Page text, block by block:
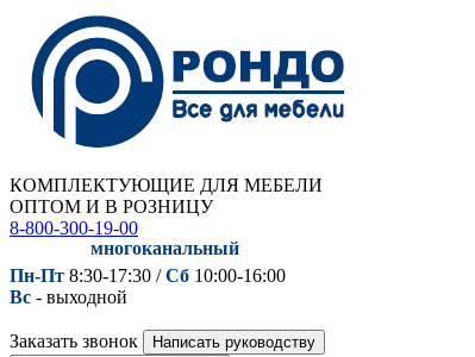
КОМПЛЕКТУЮЩИЕ ДЛЯ МЕБЕЛИ
ОПТОМ И В РОЗНИЦУ
8-800-300-19-00
многоканальный
Пн-Пт 8:30-17:30 /Сб 10:00-16:00
Вс - выходной
Заказать звонок Написать руководству